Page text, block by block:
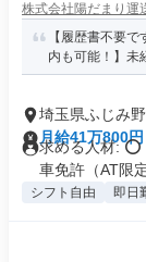
株式会社陽だまり運
【履歴書不要
内も可能！】未
埼玉県ふじみ
月給41万800
求める人材: ⭕️
車免許（AT限
シフト自由 即日